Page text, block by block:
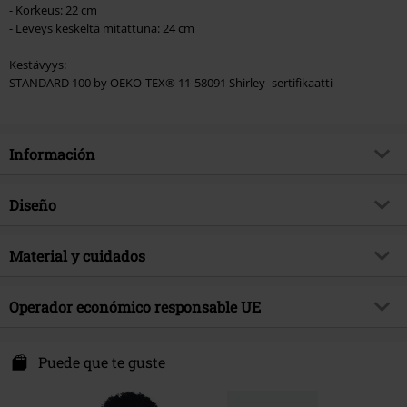
- Korkeus: 22 cm
- Leveys keskeltä mitattuna: 24 cm
Kestävyys:
STANDARD 100 by OEKO-TEX® 11-58091 Shirley -sertifikaatti
Información
Artículo no.
Exclusivo
Navidades, Animales
Licencias de entretenimiento
Diseño
Tipo de producto
Color
multicolor
Material y cuidados
Material Externo 100% algodón
Operador económico responsable UE
Philosophenweg 31-33
Puede que te guste